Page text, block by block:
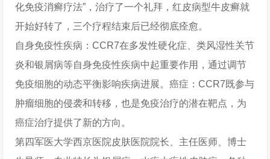
化免疫消癣疗法”，治疗了一个礼拜，红皮病型牛皮癣就
开始好转了，三个疗程结束后已经彻底痊愈。
自身免疫性疾病：CCR7在多发性硬化症、类风湿性关节
炎和银屑病等自身免疫性疾病中起重要作用，通过调节
免疫细胞的动态平衡影响疾病进展。癌症：CCR7既参与
肿瘤细胞的侵袭和转移，也是免疫治疗的潜在靶点，为
癌症治疗提供了新的方向。
第四军医大学西京医院皮肤医院院长、主任医师、博士